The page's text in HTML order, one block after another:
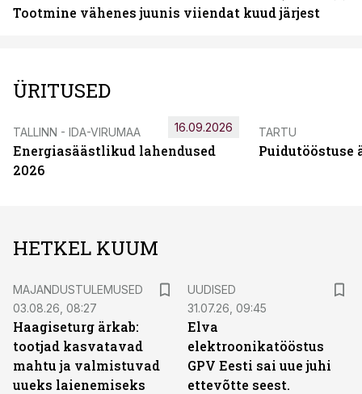
Tootmine vähenes juunis viiendat kuud järjest
ÜRITUSED
TALLINN - IDA-VIRUMAA
Energiasäästlikud lahendused
2026
16.09.2026 TARTU
Puidutööstuse
HETKEL KUUM
MAJANDUSTULEMUSED
03.08.26, 08:27
Haagiseturg ärkab:
tootjad kasvatavad
mahtu ja valmistuvad
uueks laienemiseks
UUDISED
31.07.26, 09:45
Elva
elektroonikatööstus
GPV Eesti sai uue juhi
ettevõtte seest.